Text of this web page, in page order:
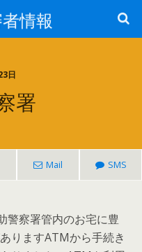
情報
日
署
Mail SMS
警察署管内のお宅に豊
りますATMから手続き